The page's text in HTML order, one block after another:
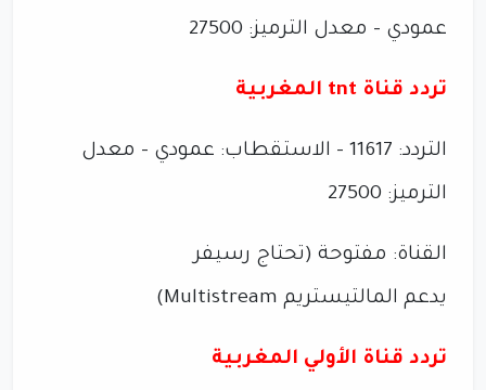
عمودي - معدل الترميز: 27500
تردد قناة tnt المغربية
التردد: 11617 - الاستقطاب: عمودي - معدل
الترميز: 27500
القناة: مفتوحة (تحتاج رسيفر
يدعم المالتيستريم Multistream)
تردد قناة الأولي المغربية